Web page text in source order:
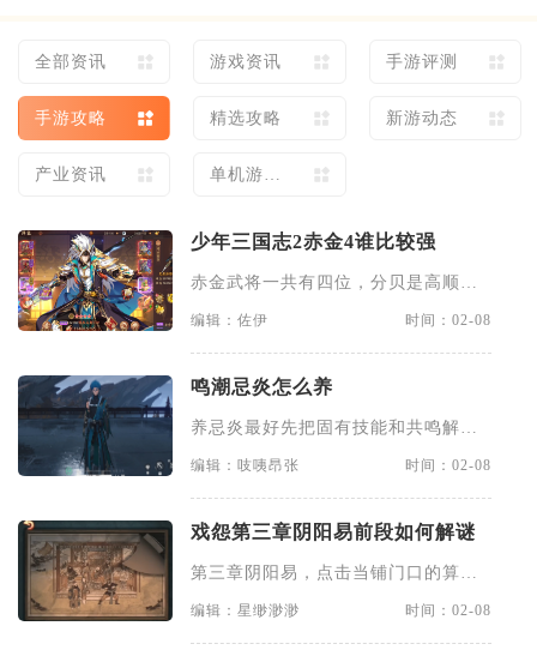
全部资讯 游戏资讯 手游评测
手游攻略 精选攻略 新游动态
产业资讯 单机游戏
少年三国志2赤金4谁比较强
赤金武将一共有四位，分贝是高顺、
编辑：佐伊 时间：02-08
鸣潮忌炎怎么养
养忌炎最好先把固有技能和共鸣解放
编辑：吱咦昂张 时间：02-08
戏怨第三章阴阳易前段如何解谜
第三章阴阳易，点击当铺门口的算命
编辑：星缈渺渺 时间：02-08